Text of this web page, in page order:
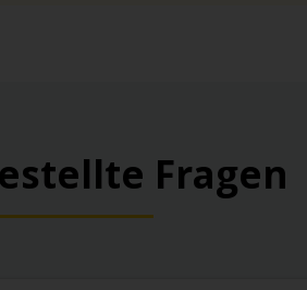
das große Schild des Dinoparks
Fragen